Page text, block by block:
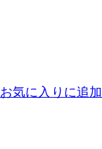
お気に入りに追加